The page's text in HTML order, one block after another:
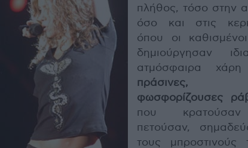
πλήθος, τόσο στην
όσο και στις
όπου οι
δημιούργησαν
ατμόσφαιρα χάρη
πράσινες,
φωσφορίζουσες
που
πετούσαν,
τους μπροστινούς